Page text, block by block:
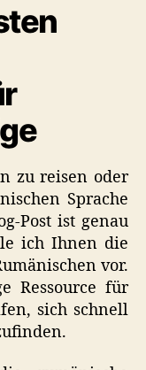
(Nützliche
zu reisen oder
Sprache
Post ist genau
ich Ihnen die
vor.
Ressource für
sich schnell